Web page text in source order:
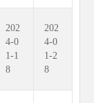
202
4-0
1-1
8
202
4-0
1-2
8